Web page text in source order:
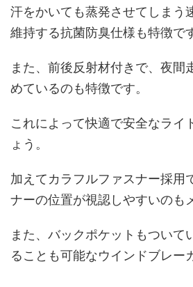
汗をかいても蒸発させてしまう
維持する抗菌防臭仕様も特徴で
また、前後反射材付きで、夜間
めているのも特徴です。
これによって快適で安全なライ
ょう。
加えてカラフルファスナー採用
ナーの位置が視認しやすいのも
また、バックポケットもついて
ることも可能なウインドブレー